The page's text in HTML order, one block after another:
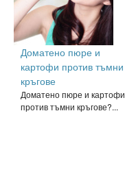
Доматено пюре и
картофи против тъмни
кръгове
Доматено пюре и картофи
против тъмни кръгове?...